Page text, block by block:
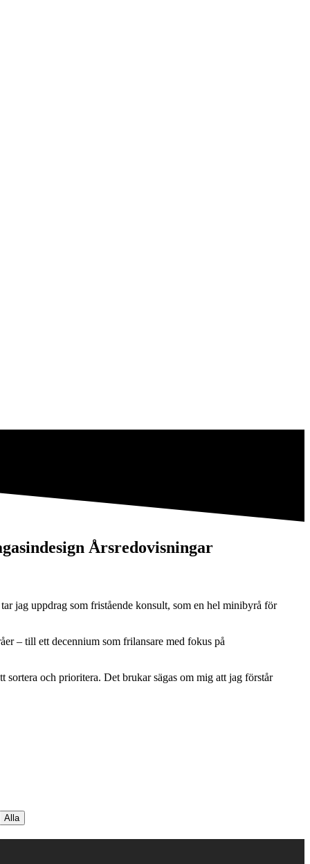
Årsredovisningar
jag uppdrag som fristående konsult, som en hel minibyrå för
– till ett decennium som frilansare med fokus på
och prioritera. Det brukar sägas om mig att jag förstår
Alla